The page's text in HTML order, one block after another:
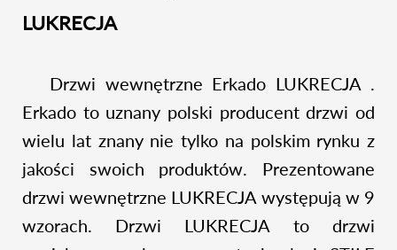
LUKRECJA
Drzwi wewnętrzne Erkado LUKRECJA .
Erkado to uznany polski producent drzwi od
wielu lat znany nie tylko na polskim rynku z
jakości swoich produktów. Prezentowane
drzwi wewnętrzne LUKRECJA występują w 9
wzorach. Drzwi LUKRECJA to drzwi